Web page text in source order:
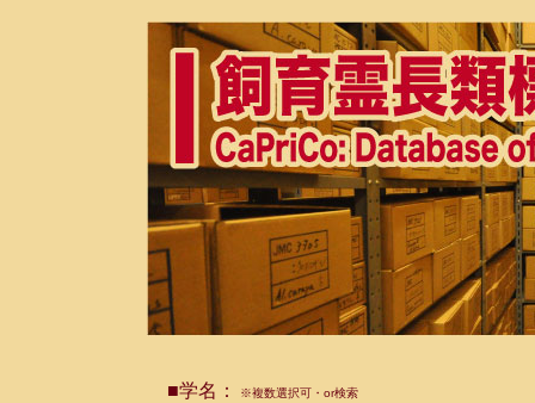
■学名： ※複数選択可・or検索